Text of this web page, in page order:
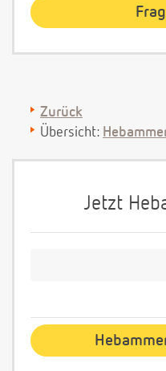
Zurück
Übersicht:
Jetzt